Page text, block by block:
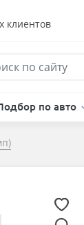
клиентов
по авто